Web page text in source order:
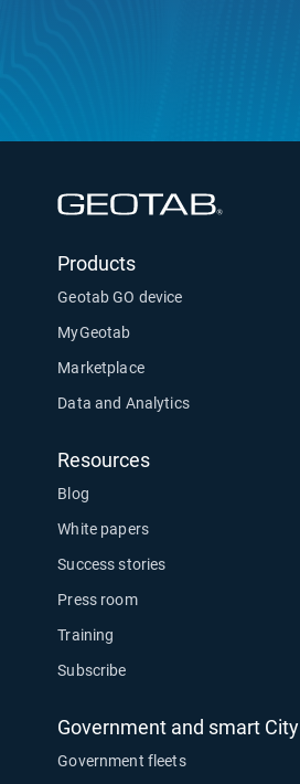
Products
Geotab GO device
MyGeotab
Marketplace
Data and Analytics
Resources
Blog
White papers
Success stories
Press room
Training
Subscribe
Government and smart City
Government fleets